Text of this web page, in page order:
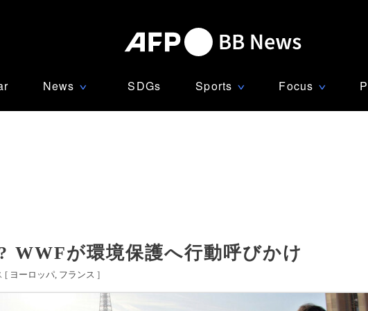
News ∨ SDGs Sports ∨ Focus ∨
WWFが環境保護へ行動呼びかけ
[ ヨーロッパ フランス ]